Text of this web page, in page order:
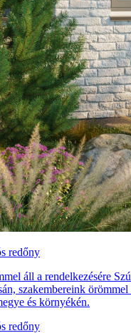
redőny
áll a rendelkezésére
szakembereink örömmel
és környékén.
redőny